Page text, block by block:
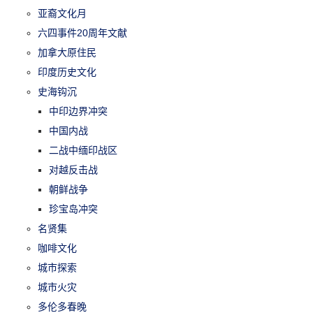
亚裔文化月
六四事件20周年文献
加拿大原住民
印度历史文化
史海钩沉
中印边界冲突
中国内战
二战中缅印战区
对越反击战
朝鲜战争
珍宝岛冲突
名贤集
咖啡文化
城市探索
城市火灾
多伦多春晚